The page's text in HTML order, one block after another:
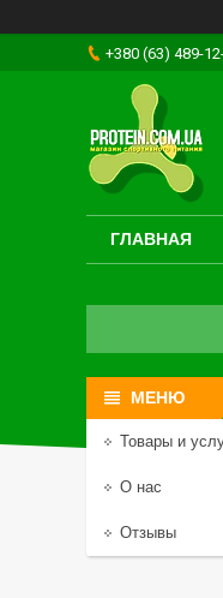
+380 (63) 489-
ГЛАВНАЯ
Товары и
О нас
Отзывы